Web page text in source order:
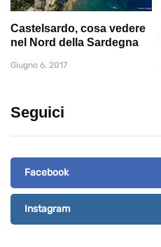
Castelsardo, cosa vedere
nel Nord della Sardegna
Giugno 6, 2017
Seguici
Facebook
Instagram